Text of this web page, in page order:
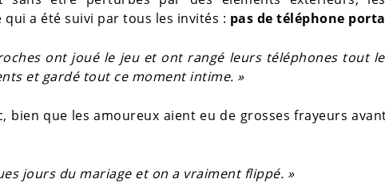
a été suivi par tous les invités : pas de téléphone
ont joué le jeu et ont rangé leurs téléphones tout
et gardé tout ce moment intime. »
bien que les amoureux aient eu de grosses frayeurs
jours du mariage et on a vraiment flippé. »